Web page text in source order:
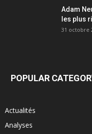
Adam
les plus
31 octobre
POPULAR
Actualités
Analyses